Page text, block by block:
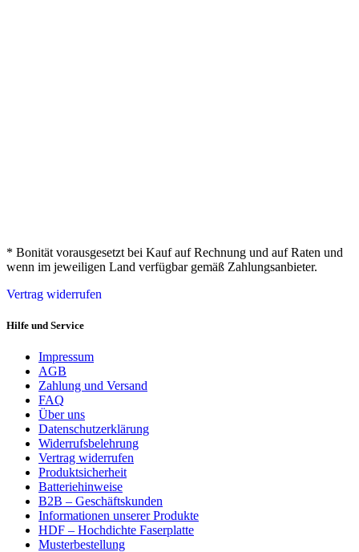
* Bonität vorausgesetzt bei Kauf auf Rechnung und auf Raten und
wenn im jeweiligen Land verfügbar gemäß Zahlungsanbieter.
Vertrag widerrufen
Hilfe und Service
Impressum
AGB
Zahlung und Versand
FAQ
Über uns
Datenschutzerklärung
Widerrufsbelehrung
Vertrag widerrufen
Produktsicherheit
Batteriehinweise
B2B – Geschäftskunden
Informationen unserer Produkte
HDF – Hochdichte Faserplatte
Musterbestellung